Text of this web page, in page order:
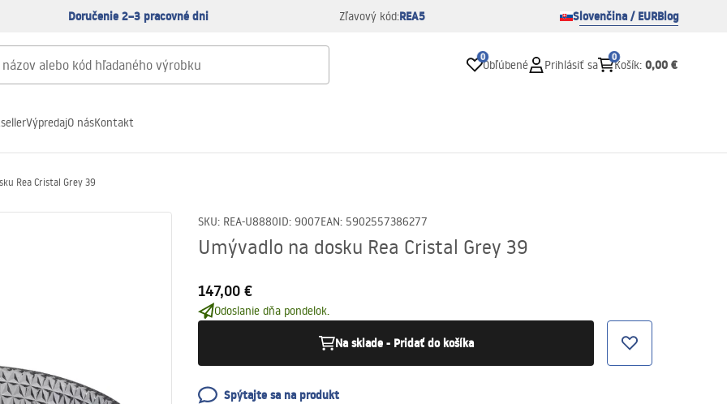
Doručenie 2–3 pracovné dni Zľavový kód:REA5 Slovenčina / EURBlog
0
Obľúbené Prihlásiť sa
0
Košík: 0,00 €
VýpredajO násKontakt
Rea Cristal Grey 39
SKU: REA-U8880ID: 9007EAN: 5902557386277
Umývadlo na dosku Rea Cristal Grey 39
147,00 €
Odoslanie dňa pondelok.
Na sklade - Pridať do košíka
Spýtajte sa na produkt